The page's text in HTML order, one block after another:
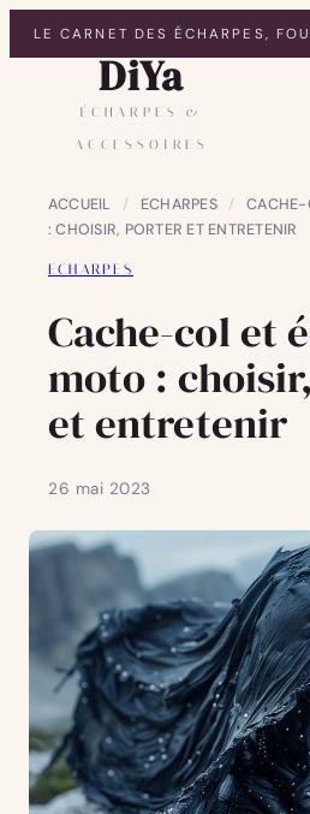
DiYa
ÉCHARPES &
ACCESSOIRES
ACCUEIL / ECHARPES /
CACHE-
: CHOISIR, PORTER ET ENTRETENIR
ECHARPES
Cache-col et
moto :
et entretenir
26 mai 2023